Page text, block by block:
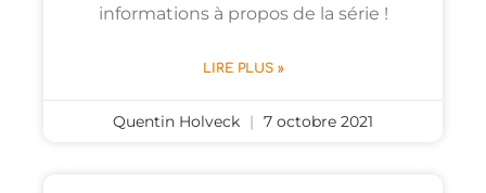
informations à propos de la série !
LIRE PLUS »
Quentin Holveck 7 octobre 2021